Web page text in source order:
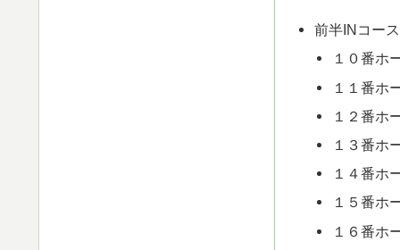
前半INコース
１０番
１１番ホ
１２番ホ
１３番ホ
１４番ホ
１５番ホ
１６番ホ